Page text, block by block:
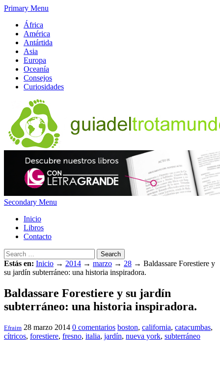
Primary Menu
África
América
Antártida
Asia
Europa
Oceanía
Consejos
Curiosidades
Secondary Menu
Inicio
Libros
Contacto
Search
Estás en: Inicio → 2014 → marzo → 28 → Baldassare Forestiere y
su jardín subterráneo: una historia inspiradora.
Baldassare Forestiere y su jardín
subterráneo: una historia inspiradora.
Efraim 28 marzo 2014 0 comentarios boston, california, catacumbas,
cítricos, forestiere, fresno, italia, jardín, nueva york, subterráneo